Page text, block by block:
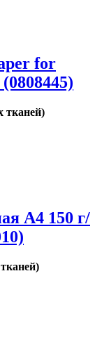
for
тканей)
A4 150 г/